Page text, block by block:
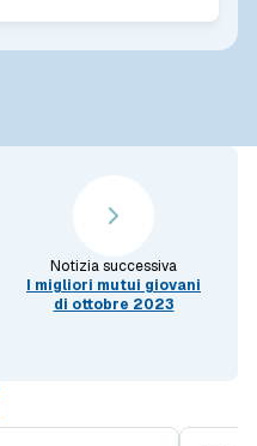
Notizia successiva
I migliori mutui giovani
di ottobre 2023